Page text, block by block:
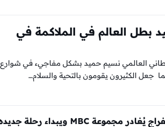
بطل العالم في الملاكمة في
العالمي نسيم حميد بشكل مفاجيء في شوارع
جعل الكثيرون يقومون بالتحية والسلام…